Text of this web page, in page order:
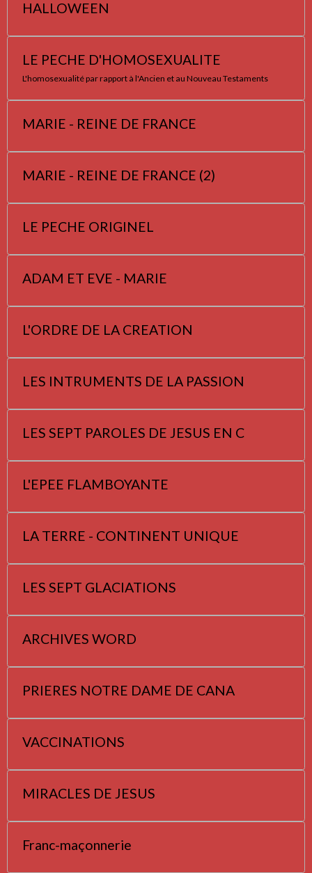
HALLOWEEN
LE PECHE D'HOMOSEXUALITE
L'homosexualité par rapport à l'Ancien et au Nouveau Testaments
MARIE - REINE DE FRANCE
MARIE - REINE DE FRANCE (2)
LE PECHE ORIGINEL
ADAM ET EVE - MARIE
L'ORDRE DE LA CREATION
LES INTRUMENTS DE LA PASSION
LES SEPT PAROLES DE JESUS EN C
L'EPEE FLAMBOYANTE
LA TERRE - CONTINENT UNIQUE
LES SEPT GLACIATIONS
ARCHIVES WORD
PRIERES NOTRE DAME DE CANA
VACCINATIONS
MIRACLES DE JESUS
Franc-maçonnerie